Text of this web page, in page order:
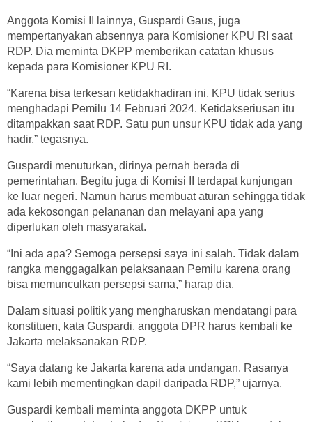
Anggota Komisi II lainnya, Guspardi Gaus, juga
mempertanyakan absennya para Komisioner KPU RI saat
RDP. Dia meminta DKPP memberikan catatan khusus
kepada para Komisioner KPU RI.
“Karena bisa terkesan ketidakhadiran ini, KPU tidak serius
menghadapi Pemilu 14 Februari 2024. Ketidakseriusan itu
ditampakkan saat RDP. Satu pun unsur KPU tidak ada yang
hadir,” tegasnya.
Guspardi menuturkan, dirinya pernah berada di
pemerintahan. Begitu juga di Komisi II terdapat kunjungan
ke luar negeri. Namun harus membuat aturan sehingga tidak
ada kekosongan pelananan dan melayani apa yang
diperlukan oleh masyarakat.
“Ini ada apa? Semoga persepsi saya ini salah. Tidak dalam
rangka menggagalkan pelaksanaan Pemilu karena orang
bisa memunculkan persepsi sama,” harap dia.
Dalam situasi politik yang mengharuskan mendatangi para
konstituen, kata Guspardi, anggota DPR harus kembali ke
Jakarta melaksanakan RDP.
“Saya datang ke Jakarta karena ada undangan. Rasanya
kami lebih mementingkan dapil daripada RDP,” ujarnya.
Guspardi kembali meminta anggota DKPP untuk